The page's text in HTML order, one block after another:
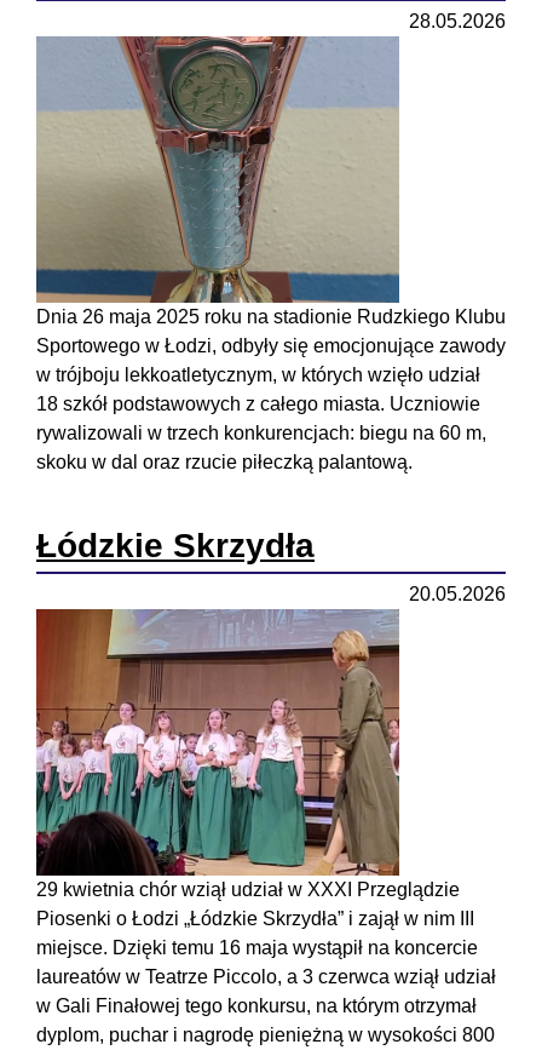
28.05.2026
Dnia 26 maja 2025 roku na stadionie Rudzkiego Klubu
Sportowego w Łodzi, odbyły się emocjonujące zawody
w trójboju lekkoatletycznym, w których wzięło udział
18 szkół podstawowych z całego miasta. Uczniowie
rywalizowali w trzech konkurencjach: biegu na 60 m,
skoku w dal oraz rzucie piłeczką palantową.
Łódzkie Skrzydła
20.05.2026
29 kwietnia chór wziął udział w XXXI Przeglądzie
Piosenki o Łodzi „Łódzkie Skrzydła” i zajął w nim III
miejsce. Dzięki temu 16 maja wystąpił na koncercie
laureatów w Teatrze Piccolo, a 3 czerwca wziął udział
w Gali Finałowej tego konkursu, na którym otrzymał
dyplom, puchar i nagrodę pieniężną w wysokości 800